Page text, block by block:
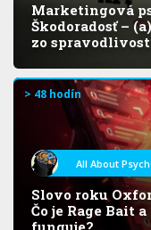
Marketingová
Škodoradosť –
zo
> 48 hodín
All About
Slovo roku
Čo je Rage Bait